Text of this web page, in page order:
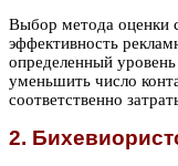
Выбор метода оценки
эффективность
определенный
уменьшить число
соответственно
2.